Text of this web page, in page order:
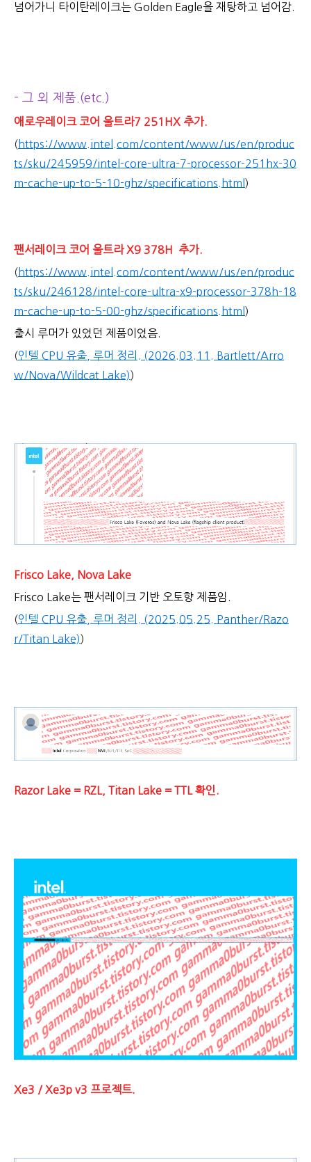
넘어가니 타이탄레이크는 Golden Eagle을 재탕하고 넘어감.
- 그 외 제품.(etc.)
애로우레이크 코어 울트라7 251HX 추가.
( https://www.intel.com/content/www/us/en/produc
ts/sku/245959/intel-core-ultra-7-processor-251hx-30
m-cache-up-to-5-10-ghz/specifications.html )
팬서레이크 코어 울트라 X9 378H 추가.
( https://www.intel.com/content/www/us/en/produc
ts/sku/246128/intel-core-ultra-x9-processor-378h-18
m-cache-up-to-5-00-ghz/specifications.html )
출시 루머가 있었던 제품이었음.
(인텔 CPU 유출, 루머 정리. (2026.03.11. Bartlett/Arro
w/Nova/Wildcat Lake))
Frisco Lake, Nova Lake
Frisco Lake는 팬서레이크 기반 오토향 제품임.
(인텔 CPU 유출, 루머 정리. (2025.05.25. Panther/Razo
r/Titan Lake))
Razor Lake = RZL, Titan Lake = TTL 확인.
Xe3 / Xe3p v3 프로젝트.